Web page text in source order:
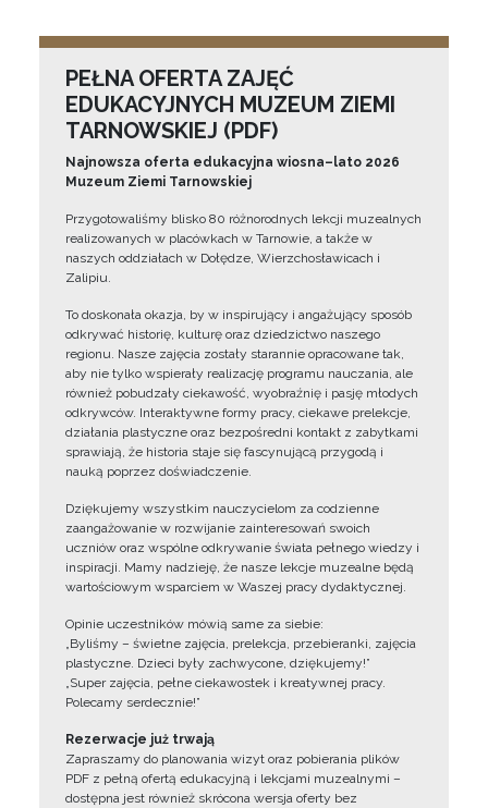
PEŁNA OFERTA ZAJĘĆ
EDUKACYJNYCH MUZEUM ZIEMI
TARNOWSKIEJ (PDF)
Najnowsza oferta edukacyjna wiosna–lato 2026
Muzeum Ziemi Tarnowskiej
Przygotowaliśmy blisko 80 różnorodnych lekcji muzealnych
realizowanych w placówkach w Tarnowie, a także w
naszych oddziałach w Dołędze, Wierzchosławicach i
Zalipiu.
To doskonała okazja, by w inspirujący i angażujący sposób
odkrywać historię, kulturę oraz dziedzictwo naszego
regionu. Nasze zajęcia zostały starannie opracowane tak,
aby nie tylko wspierały realizację programu nauczania, ale
również pobudzały ciekawość, wyobraźnię i pasję młodych
odkrywców. Interaktywne formy pracy, ciekawe prelekcje,
działania plastyczne oraz bezpośredni kontakt z zabytkami
sprawiają, że historia staje się fascynującą przygodą i
nauką poprzez doświadczenie.
Dziękujemy wszystkim nauczycielom za codzienne
zaangażowanie w rozwijanie zainteresowań swoich
uczniów oraz wspólne odkrywanie świata pełnego wiedzy i
inspiracji. Mamy nadzieję, że nasze lekcje muzealne będą
wartościowym wsparciem w Waszej pracy dydaktycznej.
Opinie uczestników mówią same za siebie:
„Byliśmy – świetne zajęcia, prelekcja, przebieranki, zajęcia
plastyczne. Dzieci były zachwycone, dziękujemy!”
„Super zajęcia, pełne ciekawostek i kreatywnej pracy.
Polecamy serdecznie!”
Rezerwacje już trwają
Zapraszamy do planowania wizyt oraz pobierania plików
PDF z pełną ofertą edukacyjną i lekcjami muzealnymi –
dostępna jest również skrócona wersja oferty bez